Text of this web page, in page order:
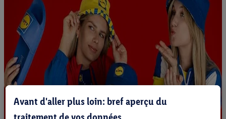
Avant d'aller plus loin: bref aperçu du